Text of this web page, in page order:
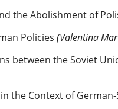
the Abolishment of
Policies (Valentina
between the Soviet
the Context of